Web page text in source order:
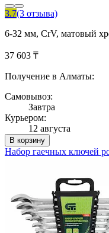
3.7(3 отзыва)
6-32 мм, CrV, матовый
37 603 ₸
Получение в Алматы:
Самовывоз:
Завтра
Курьером:
12 августа
В корзину
Набор гаечных ключей